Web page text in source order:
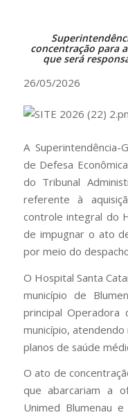
concentração para
que será
26/05/2026
A Superintendência-
de Defesa
do Tribunal
referente à
controle integral do
de impugnar o ato
por meio do
O Hospital Santa
município de
principal Operadora
município,
planos de saúde
O ato de
que abarcariam a
Unimed Blumenau